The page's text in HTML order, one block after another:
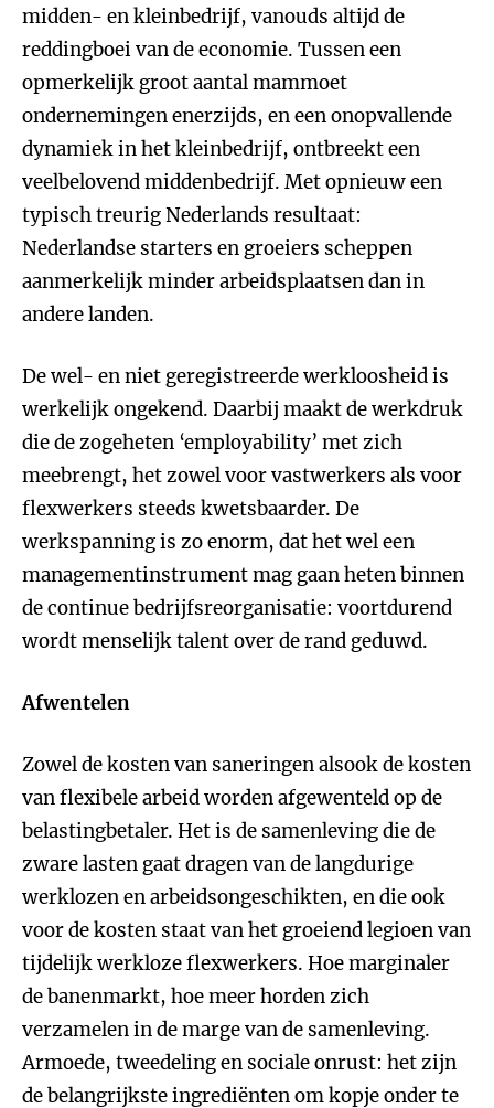
midden- en kleinbedrijf, vanouds altijd de
reddingboei van de economie. Tussen een
opmerkelijk groot aantal mammoet
ondernemingen enerzijds, en een onopvallende
dynamiek in het kleinbedrijf, ontbreekt een
veelbelovend middenbedrijf. Met opnieuw een
typisch treurig Nederlands resultaat:
Nederlandse starters en groeiers scheppen
aanmerkelijk minder arbeidsplaatsen dan in
andere landen.
De wel- en niet geregistreerde werkloosheid is
werkelijk ongekend. Daarbij maakt de werkdruk
die de zogeheten ‘employability’ met zich
meebrengt, het zowel voor vastwerkers als voor
flexwerkers steeds kwetsbaarder. De
werkspanning is zo enorm, dat het wel een
managementinstrument mag gaan heten binnen
de continue bedrijfsreorganisatie: voortdurend
wordt menselijk talent over de rand geduwd.
Afwentelen
Zowel de kosten van saneringen alsook de kosten
van flexibele arbeid worden afgewenteld op de
belastingbetaler. Het is de samenleving die de
zware lasten gaat dragen van de langdurige
werklozen en arbeidsongeschikten, en die ook
voor de kosten staat van het groeiend legioen van
tijdelijk werkloze flexwerkers. Hoe marginaler
de banenmarkt, hoe meer horden zich
verzamelen in de marge van de samenleving.
Armoede, tweedeling en sociale onrust: het zijn
de belangrijkste ingrediënten om kopje onder te